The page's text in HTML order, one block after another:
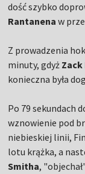
dość szybko
Rantanena w
Z prowadzenia
minuty, gdyż Zack
konieczna była
Po 79 sekundach
wznowienie pod
niebieskiej linii,
lotu krążka, a
Smitha,